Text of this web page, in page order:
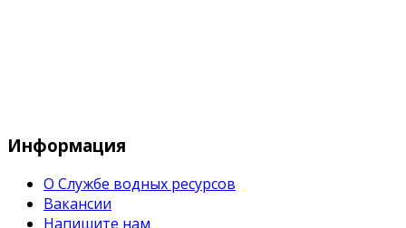
Информация
О Службе водных ресурсов
Вакансии
Напишите нам